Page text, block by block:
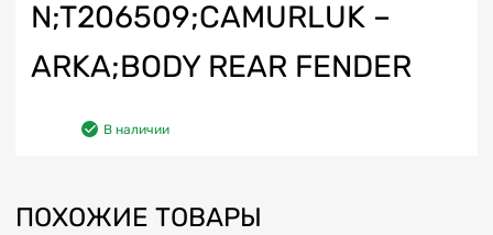
N;T206509;CAMURLUK –
ARKA;BODY REAR FENDER
В наличии
ПОХОЖИЕ ТОВАРЫ